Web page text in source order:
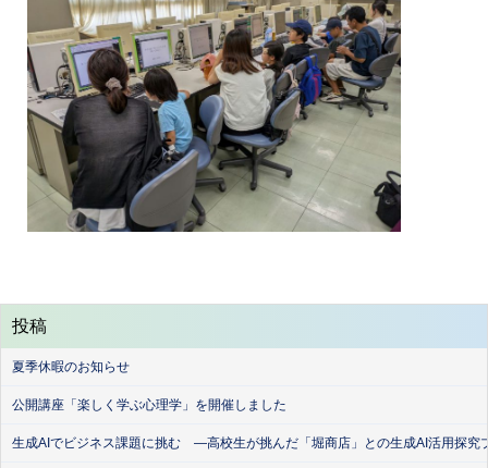
投稿
夏季休暇のお知らせ
公開講座「楽しく学ぶ心理学」を開催しました
生成AIでビジネス課題に挑む ―高校生が挑んだ「堀商店」との生成AI活用探究